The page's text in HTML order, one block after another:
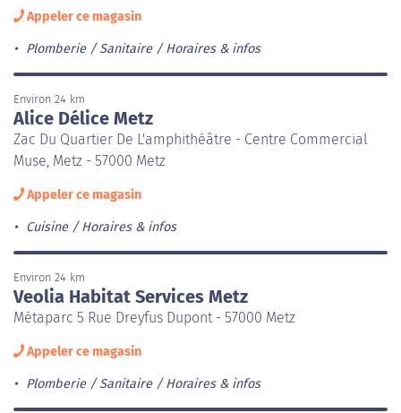
Appeler ce magasin
Plomberie / Sanitaire Horaires & infos
Environ 24 km
Alice Délice Metz
Zac Du Quartier De L'amphithéâtre - Centre Commercial
Muse, Metz - 57000 Metz
Appeler ce magasin
Cuisine Horaires & infos
Environ 24 km
Veolia Habitat Services Metz
Métaparc 5 Rue Dreyfus Dupont - 57000 Metz
Appeler ce magasin
Plomberie / Sanitaire Horaires & infos